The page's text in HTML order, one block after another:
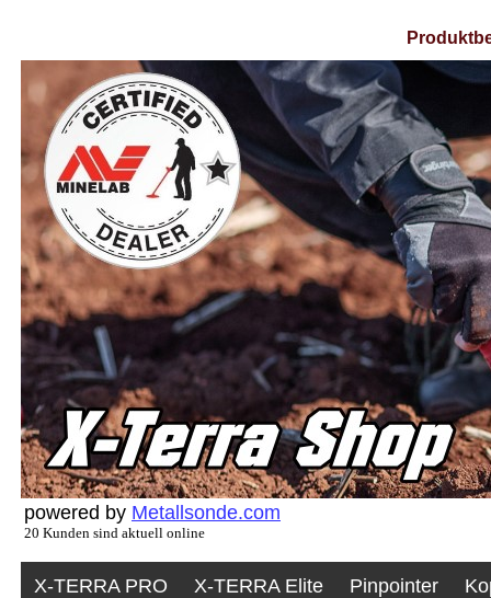
powered by Metallsonde.com
20 Kunden sind aktuell online
X-TERRA PRO X-TERRA Elite Pinpointer